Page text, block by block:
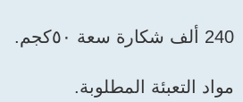
240 ألف شكارة سعة ٥٠كجم.
مواد التعبئة المطلوبة.